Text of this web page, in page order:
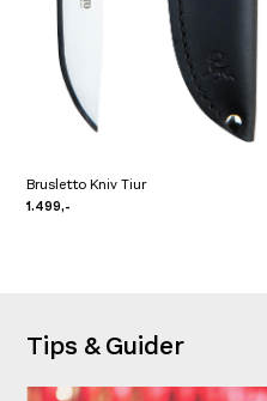
Brusletto Kniv Tiur
1.499,-
Tips & Guider